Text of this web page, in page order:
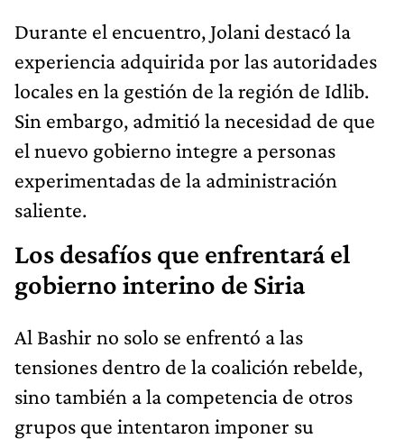
Durante el encuentro, Jolani destacó la
experiencia adquirida por las autoridades
locales en la gestión de la región de Idlib.
Sin embargo, admitió la necesidad de que
el nuevo gobierno integre a personas
experimentadas de la administración
saliente.
Los desafíos que enfrentará el
gobierno interino de Siria
Al Bashir no solo se enfrentó a las
tensiones dentro de la coalición rebelde,
sino también a la competencia de otros
grupos que intentaron imponer su